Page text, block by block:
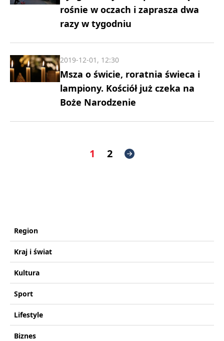
rośnie w oczach i zaprasza dwa
razy w tygodniu
Msza o świcie, roratnia świeca i
lampiony. Kościół już czeka na
Boże Narodzenie
2019-12-01, 12:30
1 2
Region
Kraj i świat
Kultura
Sport
Lifestyle
Biznes